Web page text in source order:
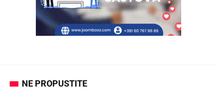
NE PROPUSTITE